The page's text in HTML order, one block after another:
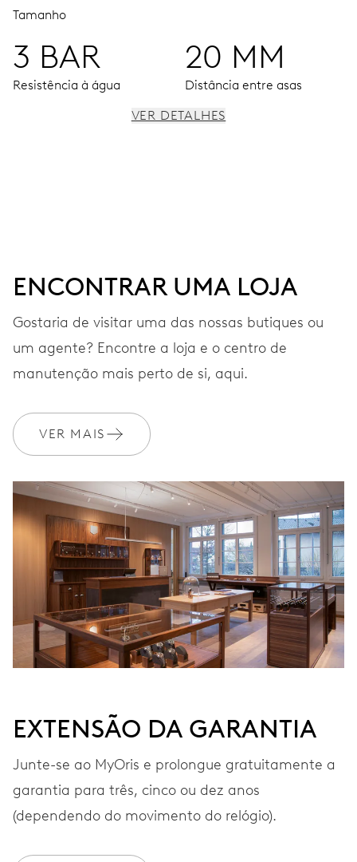
Tamanho
3 BAR
Resistência à água
20 MM
Distância entre asas
41 h
Reserva de marcha
782
DIMENSÕES
Ø 30.00 mm, 13 1/4’’’
MOVIMENTO
Automático, com rotor vermelho
VIBRAÇÕES
28’800 A/h, 4 Hz
BRACELETE Aço inoxidável
VER DETALHES
ENCONTRAR UMA LOJA
Gostaria de visitar uma das nossas butiques ou
um agente? Encontre a loja e o centro de
manutenção mais perto de si, aqui.
VER MAIS
EXTENSÃO DA GARANTIA
Junte-se ao MyOris e prolongue gratuitamente a
garantia para três, cinco ou dez anos
(dependendo do movimento do relógio).